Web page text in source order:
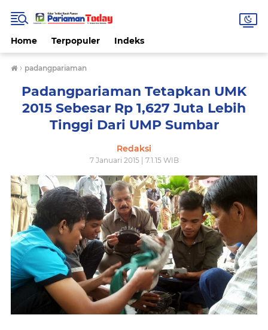
Home Terpopuler Indeks
› padangpariaman
Padangpariaman Tetapkan UMK
2015 Sebesar Rp 1,627 Juta Lebih
Tinggi Dari UMP Sumbar
Redaksi
7 Januari 2015 | 7.1.15 WIB